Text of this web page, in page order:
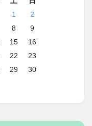
1
2
8
9
15
16
22
23
29
30